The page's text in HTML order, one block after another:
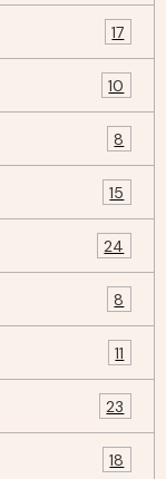
17
10
8
15
24
8
11
23
18